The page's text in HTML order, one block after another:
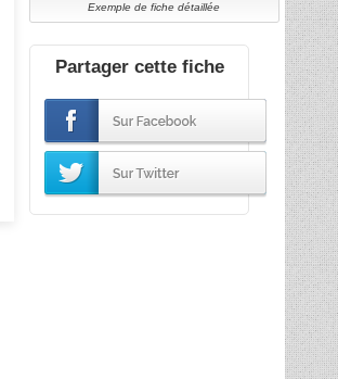
Exemple de fiche détaillée
Partager cette fiche